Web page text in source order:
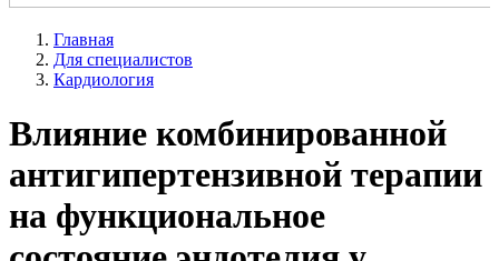
Главная
Для специалистов
Кардиология
Влияние комбинированной
антигипертензивной терапии
на функциональное